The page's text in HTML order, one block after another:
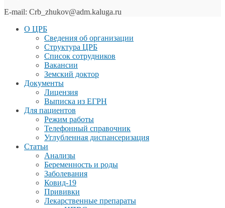
E-mail: Crb_zhukov@adm.kaluga.ru
О ЦРБ
Сведения об организации
Структура ЦРБ
Список сотрудников
Вакансии
Земский доктор
Документы
Лицензия
Выписка из ЕГРН
Для пациентов
Режим работы
Телефонный справочник
Углубленная диспансеризация
Статьи
Анализы
Беременность и роды
Заболевания
Ковид-19
Прививки
Лекарственные препараты